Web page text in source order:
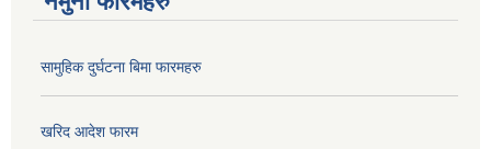
सामुहिक दुर्घटना बिमा फारमहरु
खरिद आदेश फारम